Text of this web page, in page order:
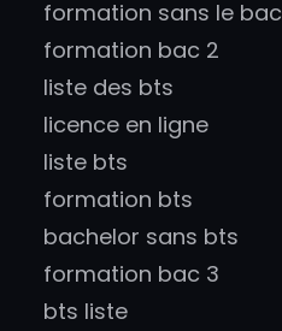
formation sans le bac
formation bac 2
liste des bts
licence en ligne
liste bts
formation bts
bachelor sans bts
formation bac 3
bts liste